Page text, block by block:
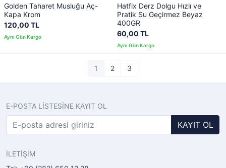
Golden Taharet Musluğu Aç-
Kapa Krom
120,00 TL
Hatfix Derz Dolgu Hızlı ve
Pratik Su Geçirmez Beyaz
400GR
60,00 TL
1 2 3
E-POSTA LİSTESİNE KAYIT OL
KAYIT OL
İLETİŞİM